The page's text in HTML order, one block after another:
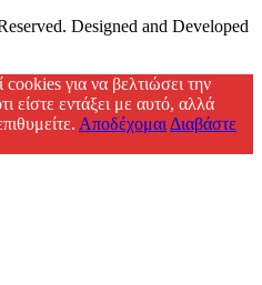
Designed and Developed
cookies για να βελτιώσει την
είστε εντάξει με αυτό, αλλά
Αποδέχομαι Διαβάστε